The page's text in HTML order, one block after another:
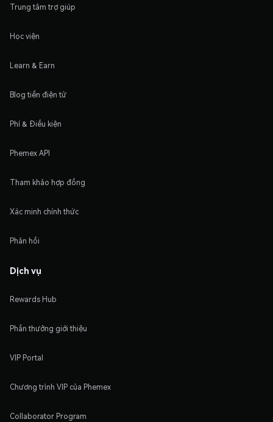
Trung tâm trợ giúp
Học viện
Learn & Earn
Blog tiền điện tử
Phí & Điều kiện
Phemex API
Tham khảo hợp đồng
Xác minh chính thức
Phản hồi
Dịch vụ
Rewards Hub
Phần thưởng giới thiệu
VIP Portal
Chương trình VIP của Phemex
Collaborator Program